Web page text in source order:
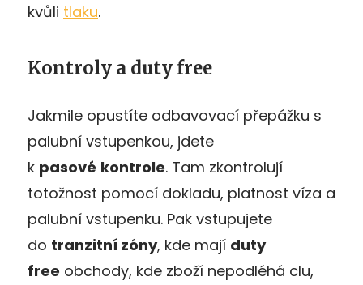
kvůli tlaku.
Kontroly a duty free
Jakmile opustíte odbavovací přepážku s
palubní vstupenkou, jdete
k pasové kontrole. Tam zkontrolují
totožnost pomocí dokladu, platnost víza a
palubní vstupenku. Pak vstupujete
do tranzitní zóny, kde mají duty
free obchody, kde zboží nepodléhá clu,